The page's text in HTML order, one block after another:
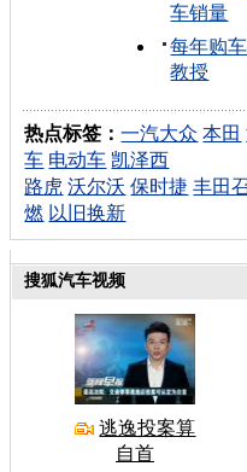
车销量
每年购
教授
热点标签：一汽大众 本田
车 电动车 凯泽西
路虎 沃尔沃 保时捷 丰田
燃 以旧换新
搜狐汽车视频
逃逸投案算
自首